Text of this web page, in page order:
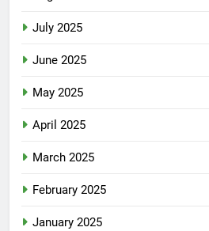
July 2025
June 2025
May 2025
April 2025
March 2025
February 2025
January 2025